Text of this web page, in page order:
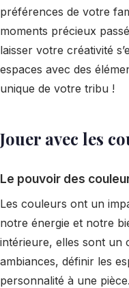
préférences de votre
moments précieux
laisser votre créativité
espaces avec des
unique de votre tribu !
Jouer avec les
Le pouvoir des
Les couleurs ont un
notre énergie et notre
intérieure, elles sont un
ambiances, définir les
personnalité à une